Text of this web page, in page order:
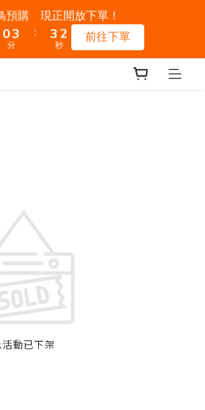
預購 現正開放下單！
1
0
4
3
2
分
:
4
3
2
2
1
0
秒
前往下單
活動已下架